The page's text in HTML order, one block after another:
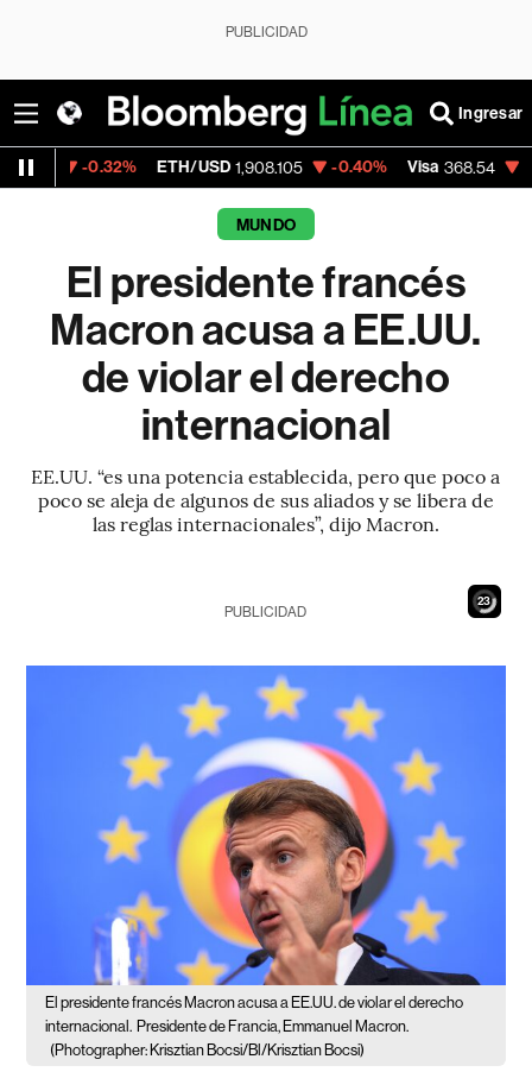
PUBLICIDAD
Ingresar
ETH/USD 1,908.105 -0.40% Visa 368.54 -0.28%
MUNDO
El presidente francés
Macron acusa a EE.UU.
de violar el derecho
internacional
EE.UU. “es una potencia establecida, pero que poco a
poco se aleja de algunos de sus aliados y se libera de
las reglas internacionales”, dijo Macron.
22
PUBLICIDAD
El presidente francés Macron acusa a EE.UU. de violar el derecho
internacional. Presidente de Francia, Emmanuel Macron.
(Photographer: Krisztian Bocsi/Bl/Krisztian Bocsi)